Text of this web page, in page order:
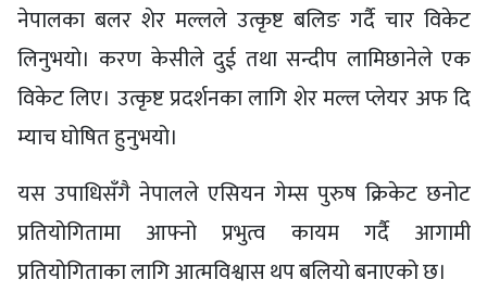
नेपालका बलर शेर मल्लले उत्कृष्ट बलिङ गर्दै चार विकेट
लिनुभयो। करण केसीले दुई तथा सन्दीप लामिछानेले एक
विकेट लिए। उत्कृष्ट प्रदर्शनका लागि शेर मल्ल प्लेयर अफ दि
म्याच घोषित हुनुभयो।
यस उपाधिसँगै नेपालले एसियन गेम्स पुरुष क्रिकेट छनोट
प्रतियोगितामा आफ्नो प्रभुत्व कायम गर्दै आगामी
प्रतियोगिताका लागि आत्मविश्वास थप बलियो बनाएको छ।